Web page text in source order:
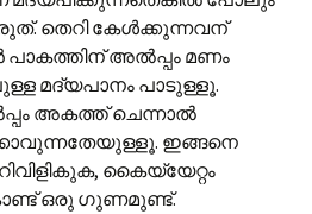
തെറി കേൾക്കുന്നവന്
പാകത്തിന് അല്‍പ്പം മണം
മദ്യപാനം പാടുള്ളൂ.
അകത്ത് ചെന്നാൽ
ഇങ്ങനെ
കൈയ്യേറ്റം
ഒരു ഗുണമുണ്ട്.